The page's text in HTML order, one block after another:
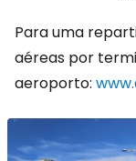
Para uma
aéreas por
aeroporto: